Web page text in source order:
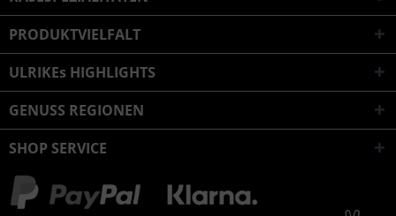
PRODUKTVIELFALT
ULRIKEs HIGHLIGHTS
GENUSS REGIONEN
SHOP SERVICE